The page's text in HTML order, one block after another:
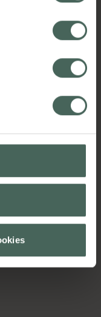
påverkar inte
återkallelsen.